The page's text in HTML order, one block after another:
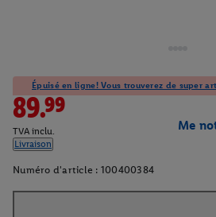
Épuisé en ligne! Vous trouverez de super
89.99
TVA inclu.
Livraison
Me
Numéro d'article : 100400384